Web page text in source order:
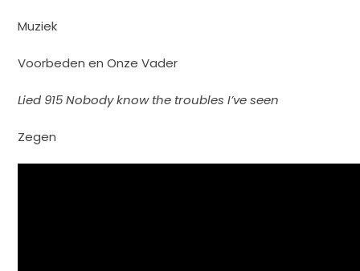
Muziek
Voorbeden en Onze Vader
Lied 915 Nobody know the troubles I’ve seen
Zegen